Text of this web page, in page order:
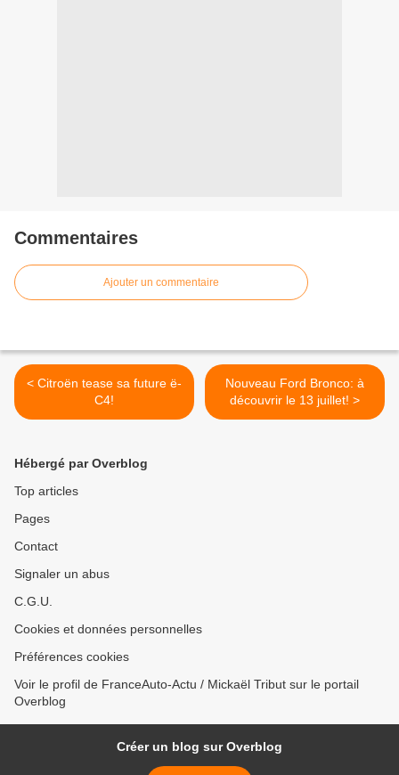
Commentaires
Ajouter un commentaire
< Citroën tease sa future ë-
C4!
Nouveau Ford Bronco: à
découvrir le 13 juillet! >
Hébergé par Overblog
Top articles
Pages
Contact
Signaler un abus
C.G.U.
Cookies et données personnelles
Préférences cookies
Voir le profil de FranceAuto-Actu / Mickaël Tribut sur le portail
Overblog
Créer un blog sur Overblog